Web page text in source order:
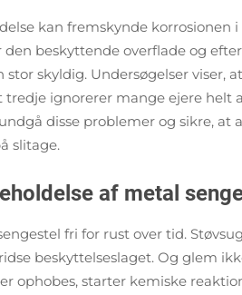
kan fremskynde korrosionen i
beskyttende overflade og
skyldig. Undersøgelser viser,
ignorerer mange ejere helt
disse problemer og sikre,
slitage.
af metal
fri for rust over tid.
beskyttelseslaget. Og glem
starter kemiske